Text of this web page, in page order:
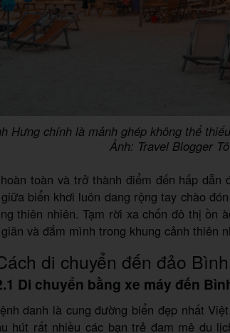
Hưng chính là mảnh ghép không thể
Ảnh: Travel Blogger
toàn và trở thành điểm đến hấp dẫn
biển khơi luôn dang rộng tay chào
thiên nhiên. Tạm rời xa chốn đô thị ồn
và đắm mình trong khung cảnh thiên
di chuyển đến đảo
Di chuyển bằng xe máy đến
danh là cung đường biển đẹp nhất
hút rất nhiều các bạn trẻ đam mê du